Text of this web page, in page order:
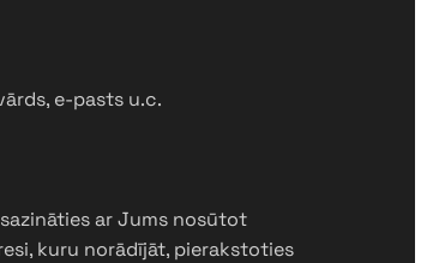
e-pasts u.c.
ar Jums nosūtot
kuru norādījāt, pierakstoties